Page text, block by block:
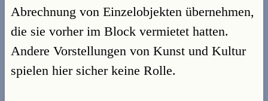
Abrechnung von Einzelobjekten übernehmen,
die sie vorher im Block vermietet hatten.
Andere Vorstellungen von Kunst und Kultur
spielen hier sicher keine Rolle.